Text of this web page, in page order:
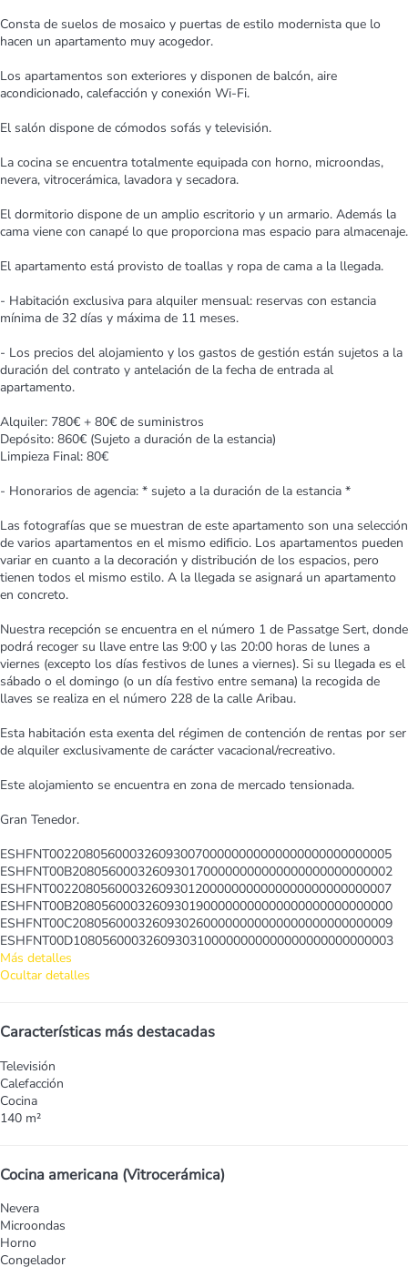
Consta de suelos de mosaico y puertas de estilo modernista que lo
hacen un apartamento muy acogedor.
Los apartamentos son exteriores y disponen de balcón, aire
acondicionado, calefacción y conexión Wi-Fi.
El salón dispone de cómodos sofás y televisión.
La cocina se encuentra totalmente equipada con horno, microondas,
nevera, vitrocerámica, lavadora y secadora.
El dormitorio dispone de un amplio escritorio y un armario. Además la
cama viene con canapé lo que proporciona mas espacio para almacenaje.
El apartamento está provisto de toallas y ropa de cama a la llegada.
- Habitación exclusiva para alquiler mensual: reservas con estancia
mínima de 32 días y máxima de 11 meses.
- Los precios del alojamiento y los gastos de gestión están sujetos a la
duración del contrato y antelación de la fecha de entrada al
apartamento.
Alquiler: 780€ + 80€ de suministros
Depósito: 860€ (Sujeto a duración de la estancia)
Limpieza Final: 80€
- Honorarios de agencia: * sujeto a la duración de la estancia *
Las fotografías que se muestran de este apartamento son una selección
de varios apartamentos en el mismo edificio. Los apartamentos pueden
variar en cuanto a la decoración y distribución de los espacios, pero
tienen todos el mismo estilo. A la llegada se asignará un apartamento
en concreto.
Nuestra recepción se encuentra en el número 1 de Passatge Sert, donde
podrá recoger su llave entre las 9:00 y las 20:00 horas de lunes a
viernes (excepto los días festivos de lunes a viernes). Si su llegada es el
sábado o el domingo (o un día festivo entre semana) la recogida de
llaves se realiza en el número 228 de la calle Aribau.
Esta habitación esta exenta del régimen de contención de rentas por ser
de alquiler exclusivamente de carácter vacacional/recreativo.
Este alojamiento se encuentra en zona de mercado tensionada.
Gran Tenedor.
ESHFNT00220805600032609300700000000000000000000000005
ESHFNT00B20805600032609301700000000000000000000000002
ESHFNT00220805600032609301200000000000000000000000007
ESHFNT00B20805600032609301900000000000000000000000000
ESHFNT00C20805600032609302600000000000000000000000009
ESHFNT00D10805600032609303100000000000000000000000003
Más detalles
Ocultar detalles
Características más destacadas
Televisión
Calefacción
Cocina
140 m²
Cocina americana (Vitrocerámica)
Nevera
Microondas
Horno
Congelador